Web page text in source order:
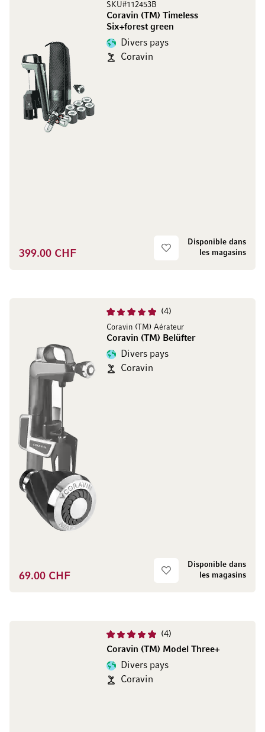
SKU#112453B
Coravin (TM) Timeless
Six+forest green
Divers pays
Coravin
399.00 CHF
Disponible dans
les magasins
4
Coravin (TM) Aérateur
Coravin (TM) Belüfter
Divers pays
Coravin
69.00 CHF
Disponible dans
les magasins
4
Coravin (TM) Model Three+
Divers pays
Coravin